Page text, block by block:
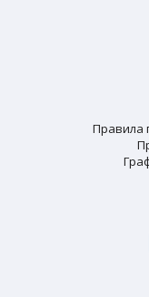
Правила